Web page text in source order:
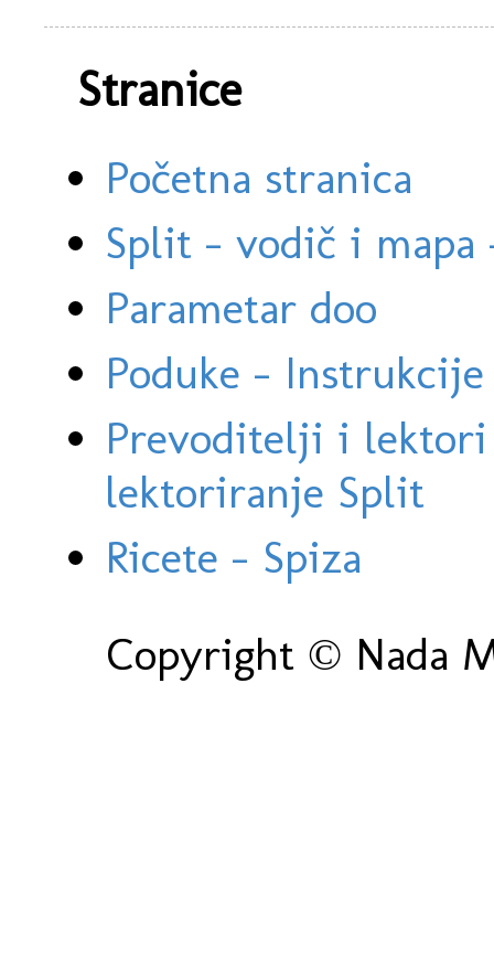
Stranice
Početna stranica
Split - vodič i
Parametar doo
Poduke -
Prevoditelji i
lektoriranje Split
Ricete - Spiza
Copyright © Nada